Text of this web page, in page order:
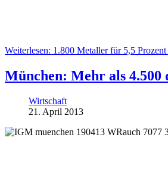
Weiterlesen: 1.800 Metaller für 5,5
München: Mehr als
Wirtschaft
21. April 2013